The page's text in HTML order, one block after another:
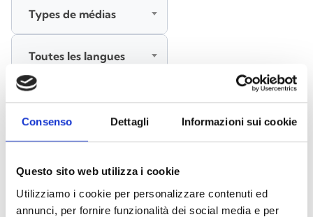
Consenso Dettagli Informazioni sui cookie
Questo sito web utilizza i cookie
Utilizziamo i cookie per personalizzare contenuti ed
annunci, per fornire funzionalità dei social media e per
Documents(6992)
Tout sélectionner
marqués par une icône lock
Types de médias
Toutes les langues
RECHERCHER
EFFACER LES FILTRES